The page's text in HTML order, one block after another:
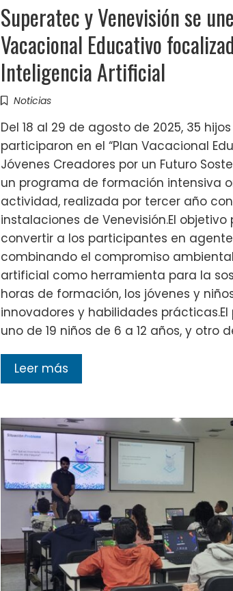
Superatec y Venevisión se
Vacacional Educativo
Inteligencia Artificial
Noticias
Del 18 al 29 de agosto de 2025, 35
participaron en el “Plan Vacacional
Jóvenes Creadores por un Futuro
un programa de formación intensiva
actividad, realizada por tercer año
instalaciones de Venevisión.El
convertir a los participantes en
combinando el compromiso
artificial como herramienta para la
horas de formación, los jóvenes y
innovadores y habilidades
uno de 19 niños de 6 a 12 años, y otro
Leer más